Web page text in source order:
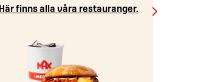
Här finns alla våra restauranger.